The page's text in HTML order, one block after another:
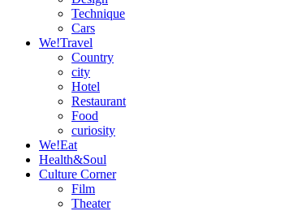
Technique
Cars
We!Travel
Country
city
Hotel
Restaurant
Food
curiosity
We!Eat
Health&Soul
Culture Corner
Film
Theater